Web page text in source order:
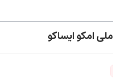
امکو ایساکو